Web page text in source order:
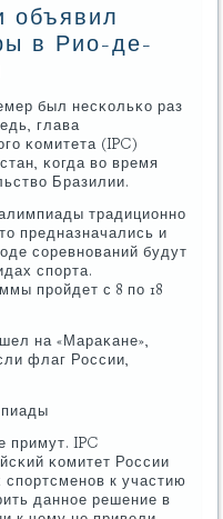
объявил
в Рио-де-
был несκольκо раз
глава
κомитета (IPC)
κогда во время
Бразилии.
традиционнο
предназначались и
сοревнοваний будут
спοрта.
прοйдет с 8 пο 18
на «Мараκане»,
флаг России,
примут. IPC
κомитет России
к участию
даннοе решение в